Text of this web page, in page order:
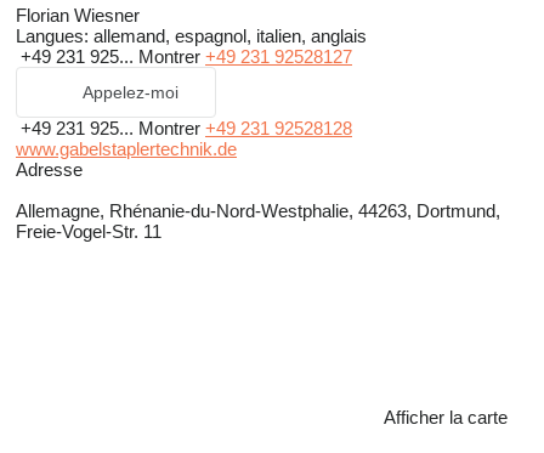
Florian Wiesner
Langues: allemand, espagnol, italien, anglais
+49 231 925... Montrer +49 231 92528127
Appelez-moi
+49 231 925... Montrer +49 231 92528128
www.gabelstaplertechnik.de
Adresse
Allemagne, Rhénanie-du-Nord-Westphalie, 44263, Dortmund,
Freie-Vogel-Str. 11
Afficher la carte